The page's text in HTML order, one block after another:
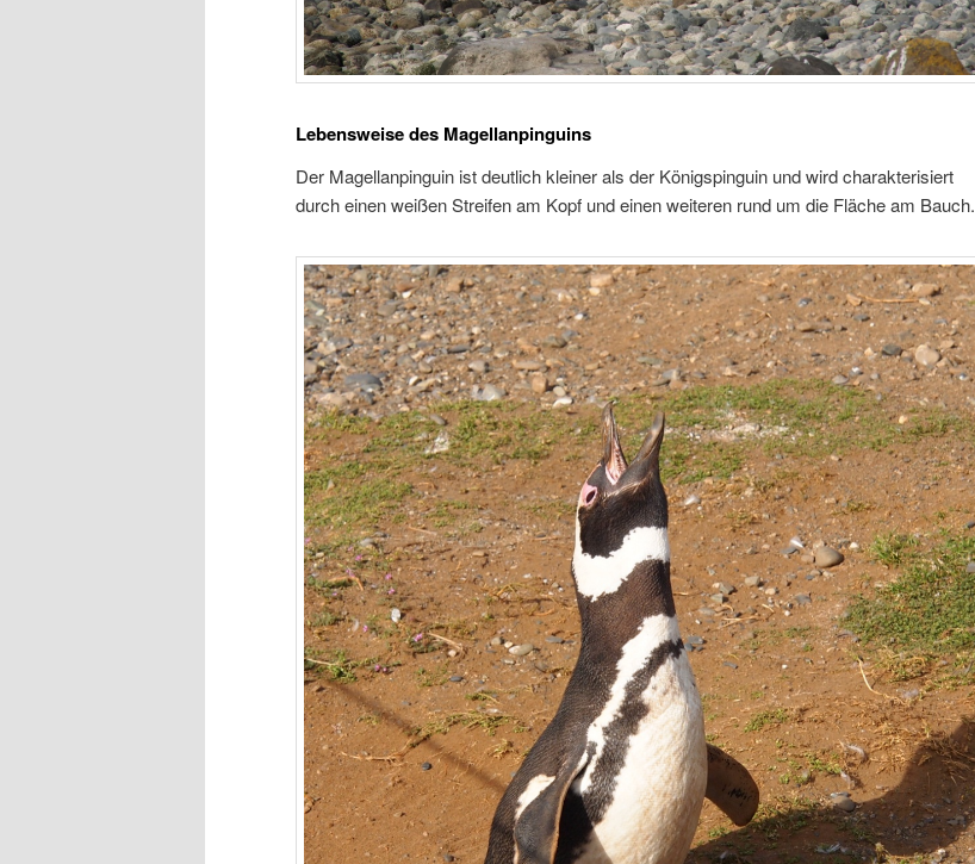
Lebensweise des Magellanpinguins
Der Magellanpinguin ist deutlich kleiner als der Königspinguin und wird charakterisiert
durch einen weißen Streifen am Kopf und einen weiteren rund um die Fläche am Bauch.